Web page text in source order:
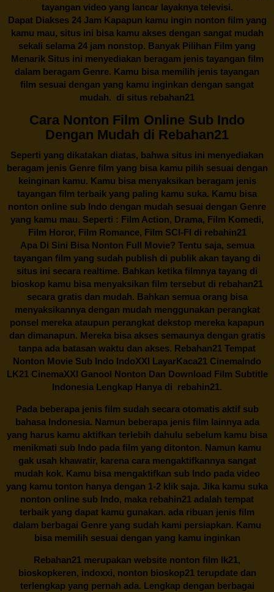
tayangan video yang lancar layaknya televisi.
Dapat Diakses 24 Jam Kapapun kamu ingin nonton film yang
kamu mau, situs ini bisa kamu akses dengan sangat mudah
sekali selama 24 jam nonstop. Banyak Pilihan Film yang
Menarik Situs ini menyediakan beragam jenis tayangan film
dalam beragam Genre. Kamu bisa memilih jenis tayangan
film sesuai dengan yang kamu inginkan dengan sangat
mudah. di situs rebahan21
Cara Nonton Film Online Sub Indo
Dengan Mudah di Rebahan21
Seperti yang dikatakan diatas, bahwa situs ini menyediakan
beragam jenis Genre film yang bisa kamu pilih sesuai dengan
keinginan kamu. Kamu bisa menyaksikan beragam jenis
tayangan film terbaik yang paling kamu suka. Kamu bisa
nonton online sub Indo dengan mudah sesuai dengan Genre
yang kamu mau. Seperti : Film Action, Drama, Film Komedi,
Film Horor, Film Romance, Film SCI-FI di rebahin21
Apa Di Sini Bisa Nonton Full Movie? Tentu saja, semua
tayangan film yang sudah publish di publik akan tayang di
situs ini secara realtime. Bahkan ketika filmnya tayang di
bioskop kamu bisa menyaksikan film tersebut di rebahan21
secara gratis dan mudah. Bahkan semua orang bisa
menyaksikannya dengan mudah menggunakan perangkat
ponsel mereka ataupun perangkat dekstop mereka kapapun
dan dimanapun. Mereka bisa akses semaunya dengan gratis
tanpa ada batasan waktu dan akses. Rebahan21 Tempat
Nonton Movie Sub Indo IndoXXI LayarKaca21 CinemaIndo
LK21 CinemaXXI Ganool Nonton Dan Download Film Subtitle
Indonesia Lengkap Hanya di rebahin21.
Pada beberapa jenis film sudah secara otomatis aktif sub
bahasa Indonesia. Namun beberapa jenis film lainnya ada
yang harus kamu aktifkan terlebih dahulu sebelum kamu bisa
menikmati sub Indo pada film yang ditonton. Namun kamu
gak usah khawatir, karena cara mengaktifkannya sangat
mudah kok. Kamu bisa mengaktifkan sub Indo pada video
yang kamu tonton hanya dengan 1-2 klik saja. Jika kamu suka
nonton online sub Indo, maka rebahin21 adalah tempat
terbaik yang dapat kamu gunakan. ada ribuan jenis film
dalam berbagai Genre yang sudah kami persiapkan. Kamu
bisa memilih sesuai dengan yang kamu inginkan
Rebahan21 merupakan website nonton film lk21,
bioskopkeren, indoxxi, nonton bioskop21 terupdate dan
terlengkap yang pernah ada. Lengkap dengan berbagai